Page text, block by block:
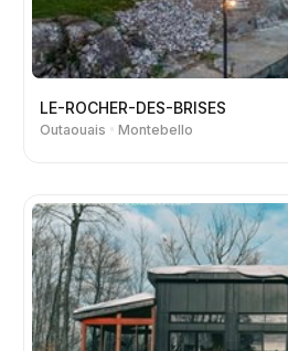
LE-ROCHER-DES-BRISES
Outaouais Montebello